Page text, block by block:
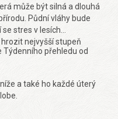
dočtetezde.
může být silná a dlouhá
Půdní vláhy bude
stres v lesích
nejvyšší stupeň
Týdenního přehledu od
a také ho každé úterý